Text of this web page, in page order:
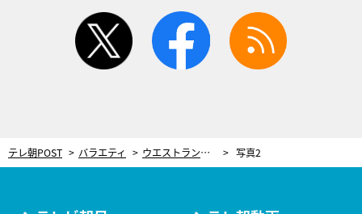
twitter facebook
テレ朝POST バラエティ ウエストランド、意外な事実が判明！デビュー当時は“あの大物芸人”を「マネしていた」 写真2